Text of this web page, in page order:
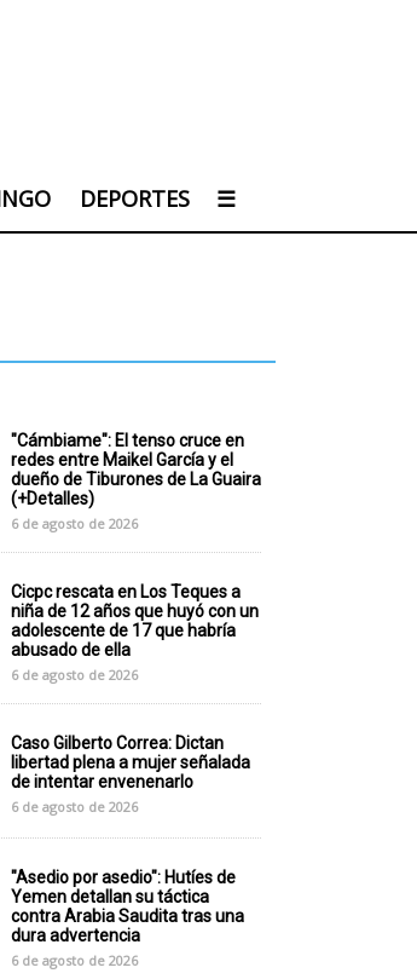
DEPORTES ☰
"Cámbiame": El tenso cruce en
redes entre Maikel García y el
dueño de Tiburones de La Guaira
(+Detalles)
6 de agosto de 2026
Cicpc rescata en Los Teques a
niña de 12 años que huyó con un
adolescente de 17 que habría
abusado de ella
6 de agosto de 2026
Caso Gilberto Correa: Dictan
libertad plena a mujer señalada
de intentar envenenarlo
6 de agosto de 2026
"Asedio por asedio": Hutíes de
Yemen detallan su táctica
contra Arabia Saudita tras una
dura advertencia
6 de agosto de 2026